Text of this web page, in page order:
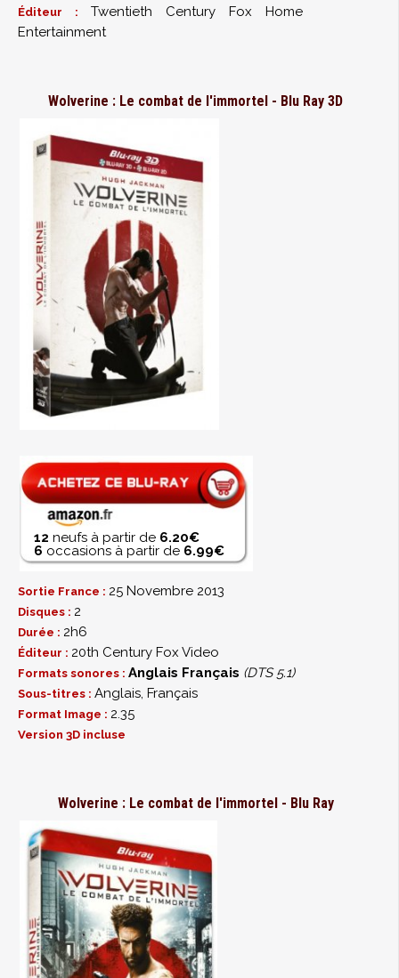
Éditeur : Twentieth Century Fox Home
Entertainment
Wolverine : Le combat de l'immortel - Blu Ray 3D
12 neufs à partir de 6.20€
6 occasions à partir de 6.99€
Sortie France : 25 Novembre 2013
Disques : 2
Durée : 2h6
Éditeur : 20th Century Fox Video
Formats sonores : Anglais Français (DTS 5.1)
Sous-titres : Anglais, Français
Format Image : 2.35
Version 3D incluse
Wolverine : Le combat de l'immortel - Blu Ray